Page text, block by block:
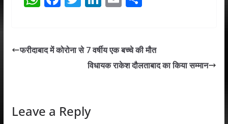
s b er e
dI
l e
फरीदाबाद में कोरोना से 7 वर्षीय एक बच्चे की मौत
विधायक राकेश दौलताबाद का किया सम्मान
Leave a Reply